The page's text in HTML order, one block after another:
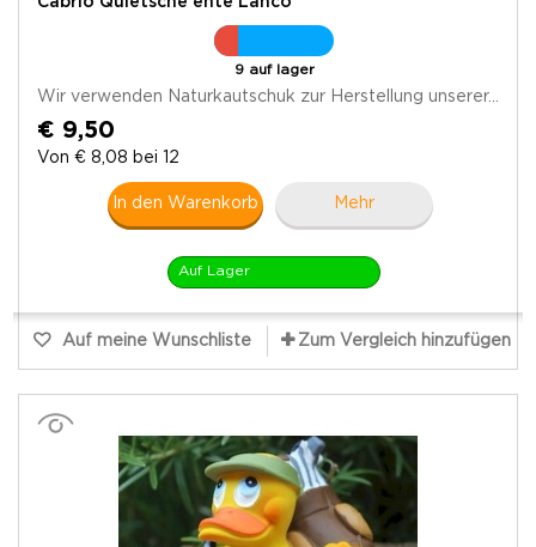
9 auf lager
Wir verwenden Naturkautschuk zur Herstellung unserer...
€ 9,50
Von € 8,08 bei 12
In den Warenkorb Mehr
Auf Lager
Auf meine Wunschliste Zum Vergleich hinzufügen